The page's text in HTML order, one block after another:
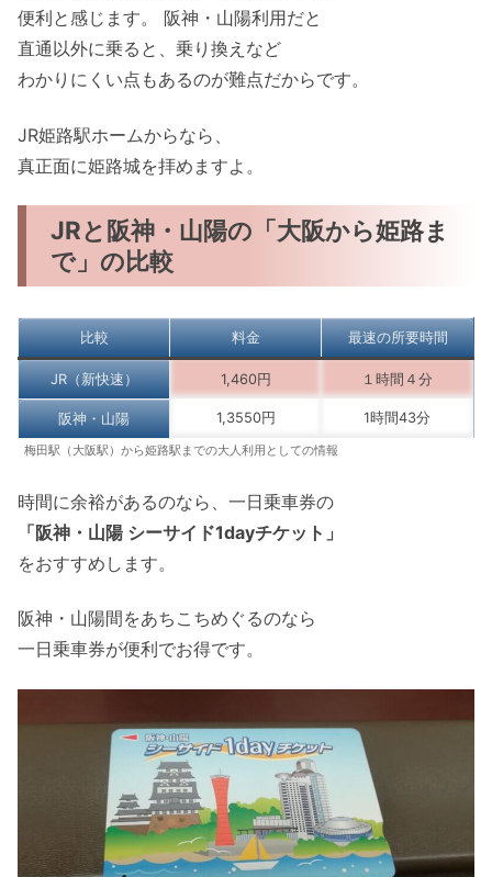
便利と感じます。 阪神・山陽利用だと
直通以外に乗ると、乗り換えなど
わかりにくい点もあるのが難点だからです。
JR姫路駅ホームからなら、
真正面に姫路城を拝めますよ。
JRと阪神・山陽の「大阪から姫路ま
で」の比較
比較 料金 最速の所要時間
JR（新快速） 1,460円 １時間４分
阪神・山陽 1,3550円 1時間43分
梅田駅（大阪駅）から姫路駅までの大人利用としての情報
時間に余裕があるのなら、一日乗車券の
「阪神・山陽 シーサイド1dayチケット」
をおすすめします。
阪神・山陽間をあちこちめぐるのなら
一日乗車券が便利でお得です。